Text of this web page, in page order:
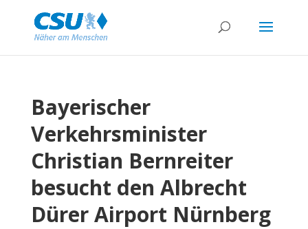
Bayerischer
Verkehrsminister
Christian Bernreiter
besucht den Albrecht
Dürer Airport Nürnberg